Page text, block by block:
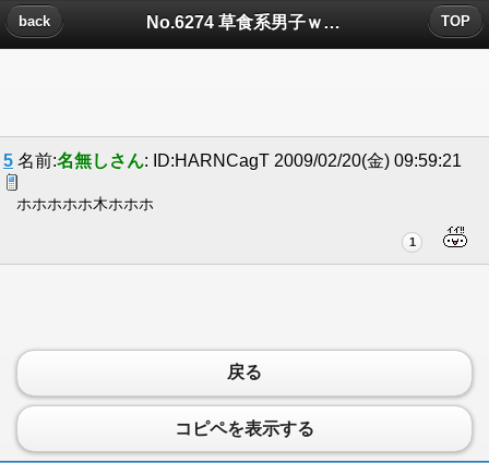
No.6274 草食系男子ｗｗｗについたコメント
back TOP
5 名前:名無しさん: ID:HARNCagT 2009/02/20(金) 09:59:21
ホホホホホ木ホホホ
1
戻る
コピペを表示する